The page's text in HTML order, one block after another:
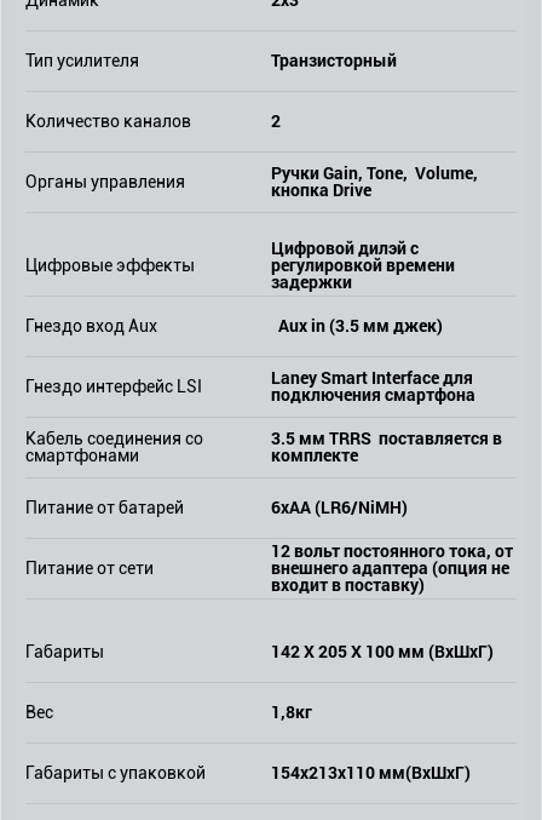
Тип усилителя Транзисторный
Количество каналов 2
Органы управления Ручки Gain, Tone, Volume,
кнопка Drive
Цифровые эффекты
Цифровой дилэй с
регулировкой времени
задержки
Гнездо вход Aux Aux in (3.5 мм джек)
Гнездо интерфейс LSI Laney Smart Interface для
подключения смартфона
Кабель соединения со
смартфонами
3.5 мм TRRS поставляется в
комплекте
Питание от батарей 6хAA (LR6/NiMH)
Питание от сети
12 вольт постоянного тока, от
внешнего адаптера (опция не
входит в поставку)
Габариты 142 X 205 X 100 мм (ВxШxГ)
Вес 1,8кг
Габариты с упаковкой 154x213x110 мм(ВxШxГ)